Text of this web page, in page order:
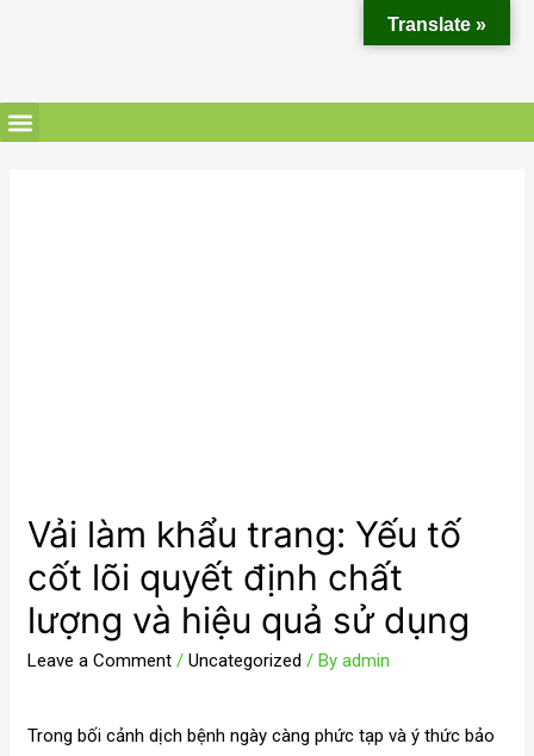
Vải làm khẩu trang: Yếu tố
cốt lõi quyết định chất
lượng và hiệu quả sử dụng
Leave a Comment /Uncategorized / Byadmin
Trong bối cảnh dịch bệnh ngày càng phức tạp và ý thức bảo
Translate »